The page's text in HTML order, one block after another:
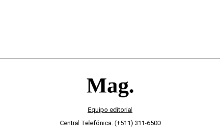
Equipo editorial
Central Telefónica: (+511) 311-6500